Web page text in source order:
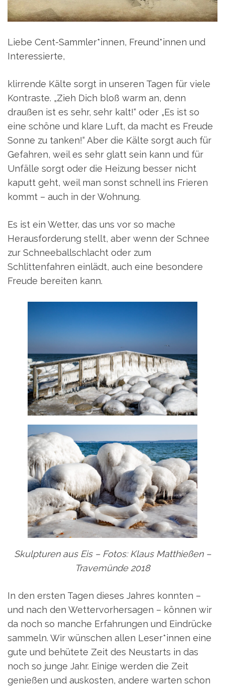
Liebe Cent-Sammler*innen, Freund*innen und
Interessierte,
klirrende Kälte sorgt in unseren Tagen für viele
Kontraste. „Zieh Dich bloß warm an, denn
draußen ist es sehr, sehr kalt!“ oder „Es ist so
eine schöne und klare Luft, da macht es Freude
Sonne zu tanken!“ Aber die Kälte sorgt auch für
Gefahren, weil es sehr glatt sein kann und für
Unfälle sorgt oder die Heizung besser nicht
kaputt geht, weil man sonst schnell ins Frieren
kommt – auch in der Wohnung.
Es ist ein Wetter, das uns vor so mache
Herausforderung stellt, aber wenn der Schnee
zur Schneeballschlacht oder zum
Schlittenfahren einlädt, auch eine besondere
Freude bereiten kann.
Skulpturen aus Eis – Fotos: Klaus Matthießen –
Travemünde 2018
In den ersten Tagen dieses Jahres konnten –
und nach den Wettervorhersagen – können wir
da noch so manche Erfahrungen und Eindrücke
sammeln. Wir wünschen allen Leser*innen eine
gute und behütete Zeit des Neustarts in das
noch so junge Jahr. Einige werden die Zeit
genießen und auskosten, andere warten schon